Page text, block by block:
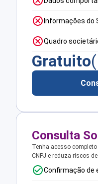
Informações do
Quadro
Gratuito
Consulta
Tenha acesso
CNPJ e reduza riscos
Confirmação de